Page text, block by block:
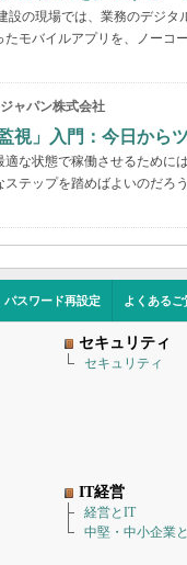
設の現場では、業務のデジ
たモバイルアプリを、ノーコ
ャパン株式会社
視」入門：今日から
な状態で稼働させるために
ステップを踏めばよいのだろ
パスワード再設定 よくあるご
セキュリティ
セキュリティ
IT経営
経営とIT
中堅・中小企業